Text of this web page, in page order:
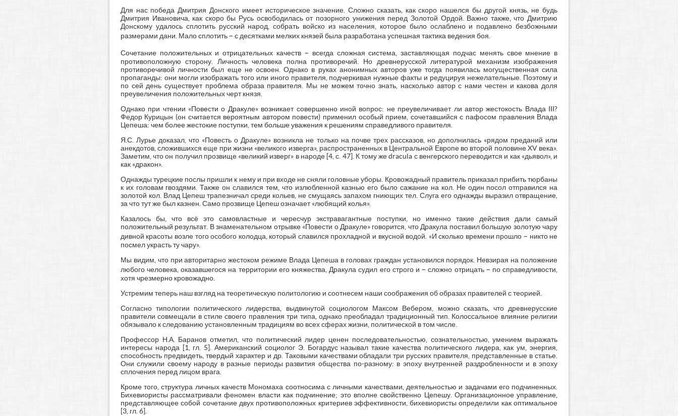
Для нас победа Дмитрия Донского имеет историческое значение. Сложно сказать, как скоро нашелся бы другой князь, не будь
Дмитрия Ивановича, как скоро бы Русь освободилась от позорного унижения перед Золотой Ордой. Важно также, что Дмитрию
Донскому удалось сплотить русский народ, собрать войско из населения, которое было ослаблено и подавлено безбожными
размерами дани. Мало сплотить– с десятками мелких князей была разработана успешная тактика ведения боя.
Сочетание положительных и отрицательных качеств – всегда сложная система, заставляющая подчас менять свое мнение в
противоположную сторону. Личность человека полна противоречий. Но древнерусской литературой механизм изображения
противоречивой личности был еще не освоен. Однако в руках анонимных авторов уже тогда появилась могущественная сила
пропаганды: они могли изображать того или иного правителя, подчеркивая нужные факты и редуцируя нежелательные. Поэтому и
по сей день существует проблема образа правителя. Мы не можем точно знать, насколько автор с нами честен и какова доля
преувеличения положительных черт князя.
Однако при чтении «Повести о Дракуле» возникает совершенно иной вопрос: не преувеличивает ли автор жестокость Влада III?
Федор Курицын (он считается вероятным автором повести) применил особый прием, сочетавшийся с пафосом правления Влада
Цепеша: чем более жестокие поступки, тем больше уважения к решениям справедливого правителя.
Я.С. Лурье доказал, что «Повесть о Дракуле» возникла не только на почве трех рассказов, но дополнилась «рядом преданий или
анекдотов, сложившихся еще при жизни «великого изверга», распространенных в Центральной Европе во второй половине XV века».
Заметим, что он получил прозвище «великий изверг» в народе [4, с. 47]. К тому же dracula с венгерского переводится и как «дьявол», и
как «дракон».
Однажды турецкие послы пришли к нему и при входе не сняли головные уборы. Кровожадный правитель приказал прибить тюрбаны
к их головам гвоздями. Также он славился тем, что излюбленной казнью его было сажание на кол. Не один посол отправился на
золотой кол. Влад Цепеш трапезничал среди кольев, не смущаясь запахом гниющих тел. Слуга его однажды выразил отвращение,
за что тут же был казнен. Само прозвище Цепеш означает «любящий колья».
Казалось бы, что всё это самовластные и чересчур экстравагантные поступки, но именно такие действия дали самый
положительный результат. В знаменательном отрывке «Повести о Дракуле» говорится, что Дракула поставил большую золотую чару
дивной красоты возле того особого колодца, который славился прохладной и вкусной водой. «И сколько времени прошло – никто не
посмел украсть ту чару».
Мы видим, что при авторитарно жестоком режиме Влада Цепеша в головах граждан установился порядок. Невзирая на положение
любого человека, оказавшегося на территории его княжества, Дракула судил его строго и– сложно отрицать – по справедливости,
хотя чрезмерно кровожадно.
Устремим теперь наш взгляд на теоретическую политологию и соотнесем наши соображения об образах правителей с теорией.
Согласно типологии политического лидерства, выдвинутой социологом Максом Вебером, можно сказать, что древнерусские
правители совмещали в стиле своего правления три типа, однако преобладал традиционный тип. Колоссальное влияние религии
обязывало к следованию установленным традициям во всех сферах жизни, политической в том числе.
Профессор Н.А. Баранов отметил, что политический лидер ценен последовательностью, сознательностью, умением выражать
интересы народа [1, гл. 5]. Американский социолог Э. Богардус называл такие качества политического лидера, как ум, энергия,
способность предвидеть, твердый характер и др. Таковыми качествами обладали три русских правителя, представленные в статье.
Они служили своему народу в разные периоды развития общества по-разному: в эпоху внутренней раздробленности и в эпоху
сплочения перед лицом врага.
Кроме того, структура личных качеств Мономаха соотносима с личными качествами, деятельностью и задачами его подчиненных.
Бихевиористы рассматривали феномен власти как подчинение; это вполне свойственно Цепешу. Организационное управление,
представляющее собой сочетание двух противоположных критериев эффективности, бихевиористы определили как оптимальное
[3, гл. 6].